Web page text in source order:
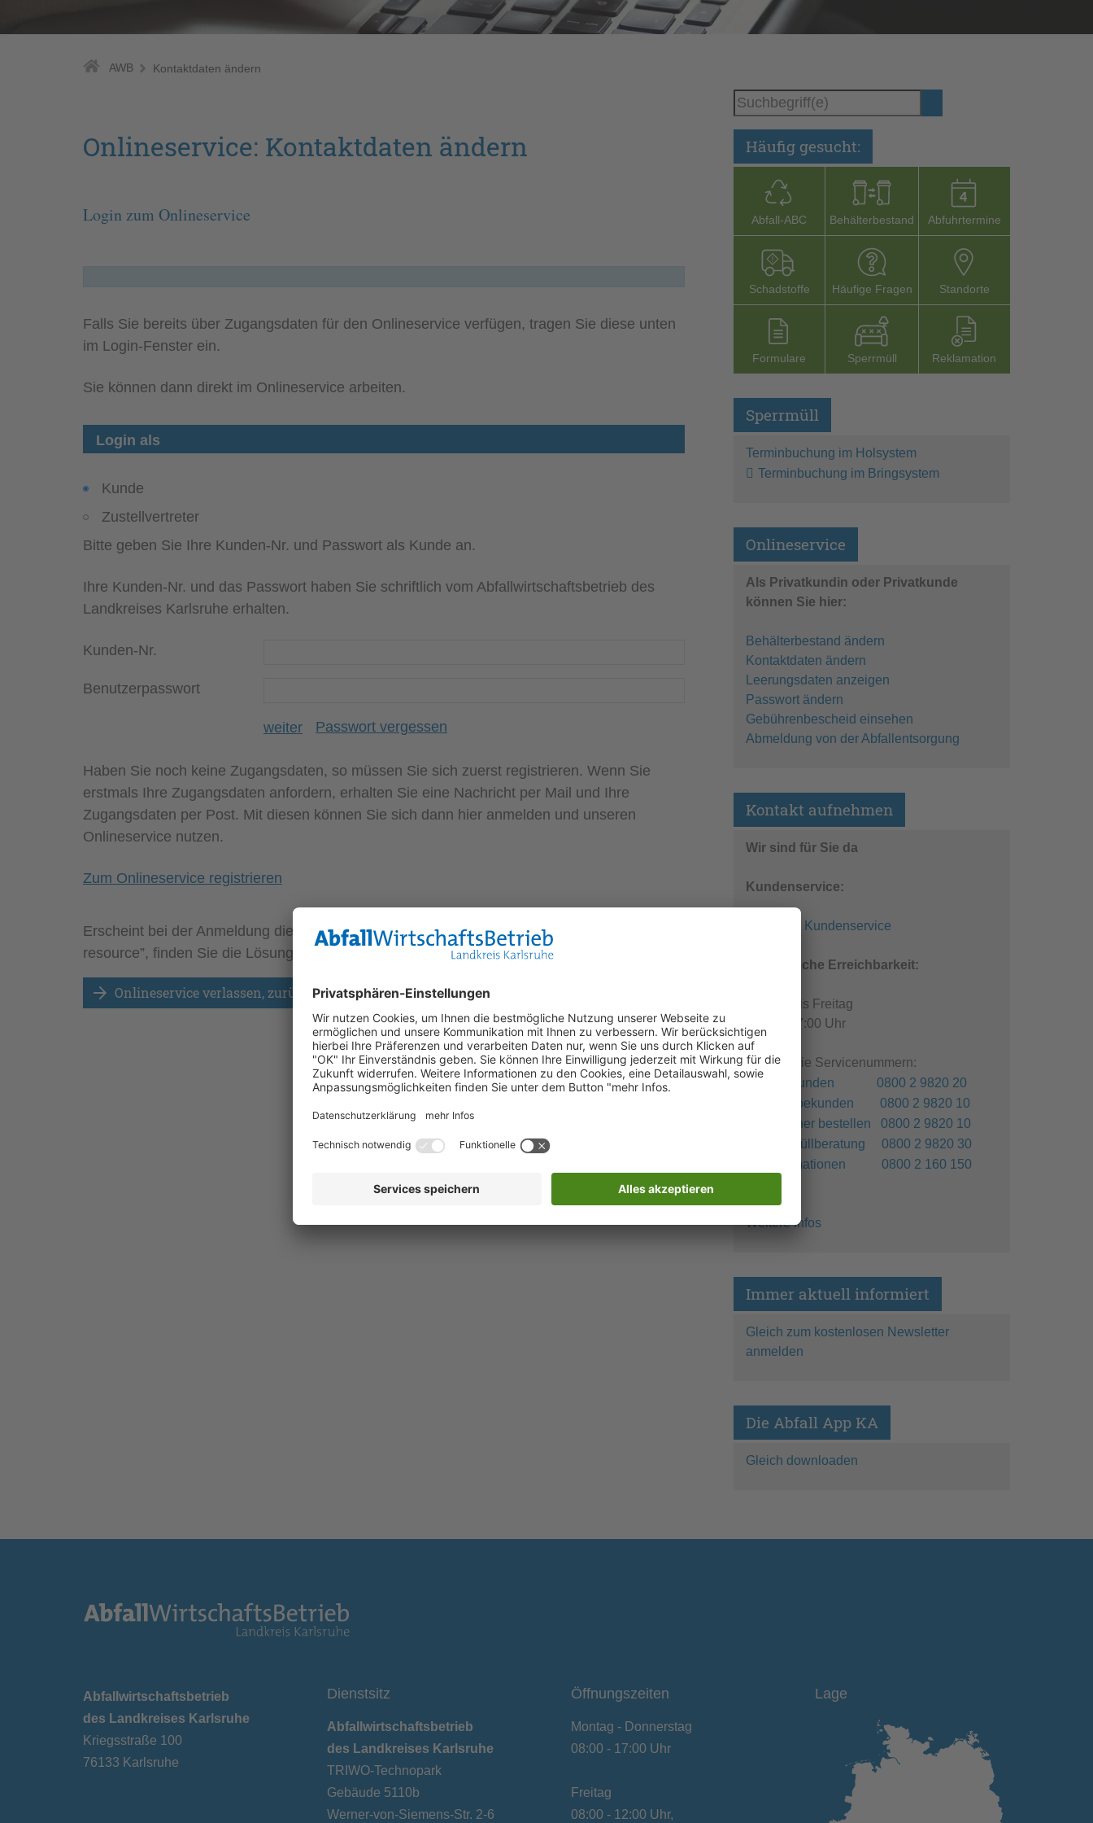
AWB Kontaktdaten ändern
Onlineservice: Kontaktdaten ändern
Erscheint bei der Anmeldung die Meldung „forbidden – you don´t have access to this
resource”, finden Sie die Lösung dafür
Onlineservice verlassen, zurück zur Startseite
Häufig gesucht:
Abfall-­ABC Behälterbestand Abfuhrtermine
Schadstoffe Häufige Fragen Stand­orte
Formu­lare Sperr­müll Reklamation
Sperrmüll
Terminbuchung im Holsystem
Terminbuchung im Bringsystem
Onlineservice
Als Privatkundin oder Privatkunde
können Sie hier:
Behälterbestand ändern
Kontaktdaten ändern
Leerungsdaten anzeigen
Passwort ändern
Gebührenbescheid einsehen
Abmeldung von der Abfallentsorgung
Kontakt aufnehmen
Wir sind für Sie da
Kundenservice:
E-Mail an Kundenservice
Telefonische Erreichbarkeit:
Montag bis Freitag
08:00 - 17:00 Uhr
Kostenfreie Servicenummern:
Privatkunden 0800 2 9820 20
Gewerbekunden 0800 2 9820 10
Container bestellen 0800 2 9820 10
Sperrmüllberatung 0800 2 9820 30
Reklamationen 0800 2 160 150
Weitere Infos
Immer aktuell informiert
Gleich zum kostenlosen Newsletter
anmelden
Die Abfall App KA
Gleich downloaden
Abfallwirtschaftsbetrieb
des Landkreises Karlsruhe
Kriegsstraße 100
76133 Karlsruhe
Dienstsitz
Abfallwirtschaftsbetrieb
des Landkreises Karlsruhe
TRIWO-Technopark
Gebäude 5110b
Werner-von-Siemens-Str. 2-6
Öffnungszeiten
Montag - Donnerstag
08:00 - 17:00 Uhr
Freitag
08:00 - 12:00 Uhr,
Lage